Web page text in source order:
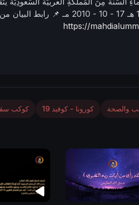
17 - 10 - 2010 مـ
📌 رابط البيان
https://
والصحة كورونا - كوفيد 19 كوكب